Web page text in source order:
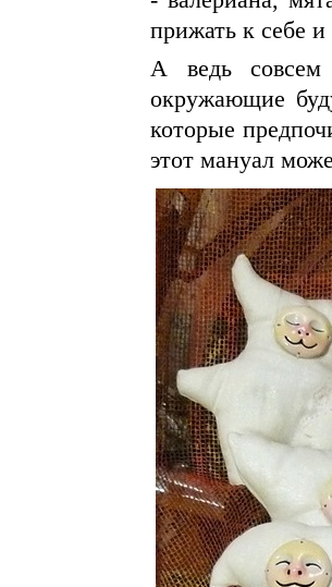
прижать к себе и
А ведь совсем
окружающие
которые
этот мануал